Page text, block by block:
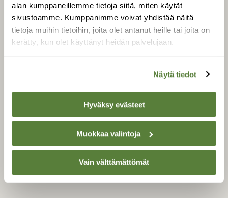
alan kumppaneillemme tietoja siitä, miten käytät
sivustoamme. Kumppanimme voivat yhdistää näitä
tietoja muihin tietoihin, joita olet antanut heille tai joita on
kerätty, kun olet käyttänyt heidän palvelujaan.
Näytä tiedot
Hyväksy evästeet
Muokkaa valintoja
Vain välttämättömät
SUOMEN LUONNON­
SUOJELU­LIITTO
Suomen Luonto -lehden
luonnonsuojelu­liitto.